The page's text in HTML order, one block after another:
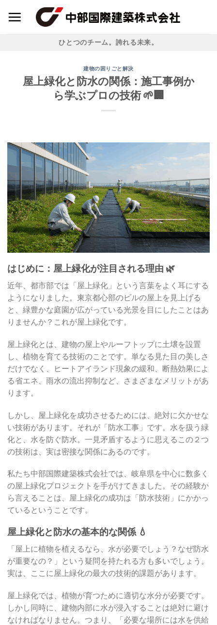
ひとつのチーム。誇れる未来。
建物の困りごと解決
屋上緑化と防水の関係：施工事例か
ら学ぶプロの技術 🌱🏢
はじめに：屋上緑化が注目される理由 🌿
近年、都市部では「屋上緑化」という言葉をよく耳にする
ようになりました。東京都心部のビルの屋上を見上げる
と、緑豊かな庭園が広がっている光景を目にしたことはあ
りませんか？これが屋上緑化です。
屋上緑化とは、建物の屋上やルーフトップに土壌を設置
し、植物を育てる技術のことです。単なる見た目の美しさ
だけでなく、ヒートアイランド現象の緩和、断熱効果によ
る省エネ、雨水の流出抑制など、さまざまなメリットがあ
ります。
しかし、屋上緑化を成功させるためには、絶対に欠かせな
い技術があります。それが「防水工事」です。水を扱う緑
化と、水を防ぐ防水。一見矛盾するように思えるこの２つ
の技術は、実は密接な関係にあるのです。
私たち中部国際建築株式会社では、岐阜県を中心に数多く
の屋上緑化プロジェクトを手がけてきました。その経験か
ら言えることは、屋上緑化の成功は「防水技術」にかかっ
ているということです。
屋上緑化と防水の基本的な関係 💧
「屋上に植物を植えるなら、水が必要でしょう？なぜ防水
が重要なの？」という疑問を持たれる方も多いでしょう。
実は、ここに屋上緑化の最大の技術的課題があります。
屋上緑化では、植物が育つために適切な水分が必要です。
しかし同時に、建物内部に水が浸入することは絶対に避け
なければなりません。つまり、「必要な場所には水を供給